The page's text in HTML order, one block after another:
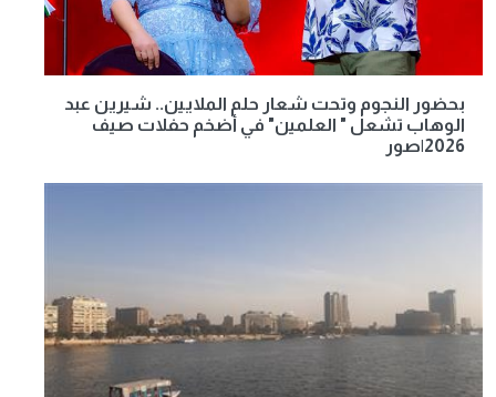
بحضور النجوم وتحت شعار حلم الملايين.. شيرين عبد
الوهاب تشعل " العلمين" في أضخم حفلات صيف
2026|صور